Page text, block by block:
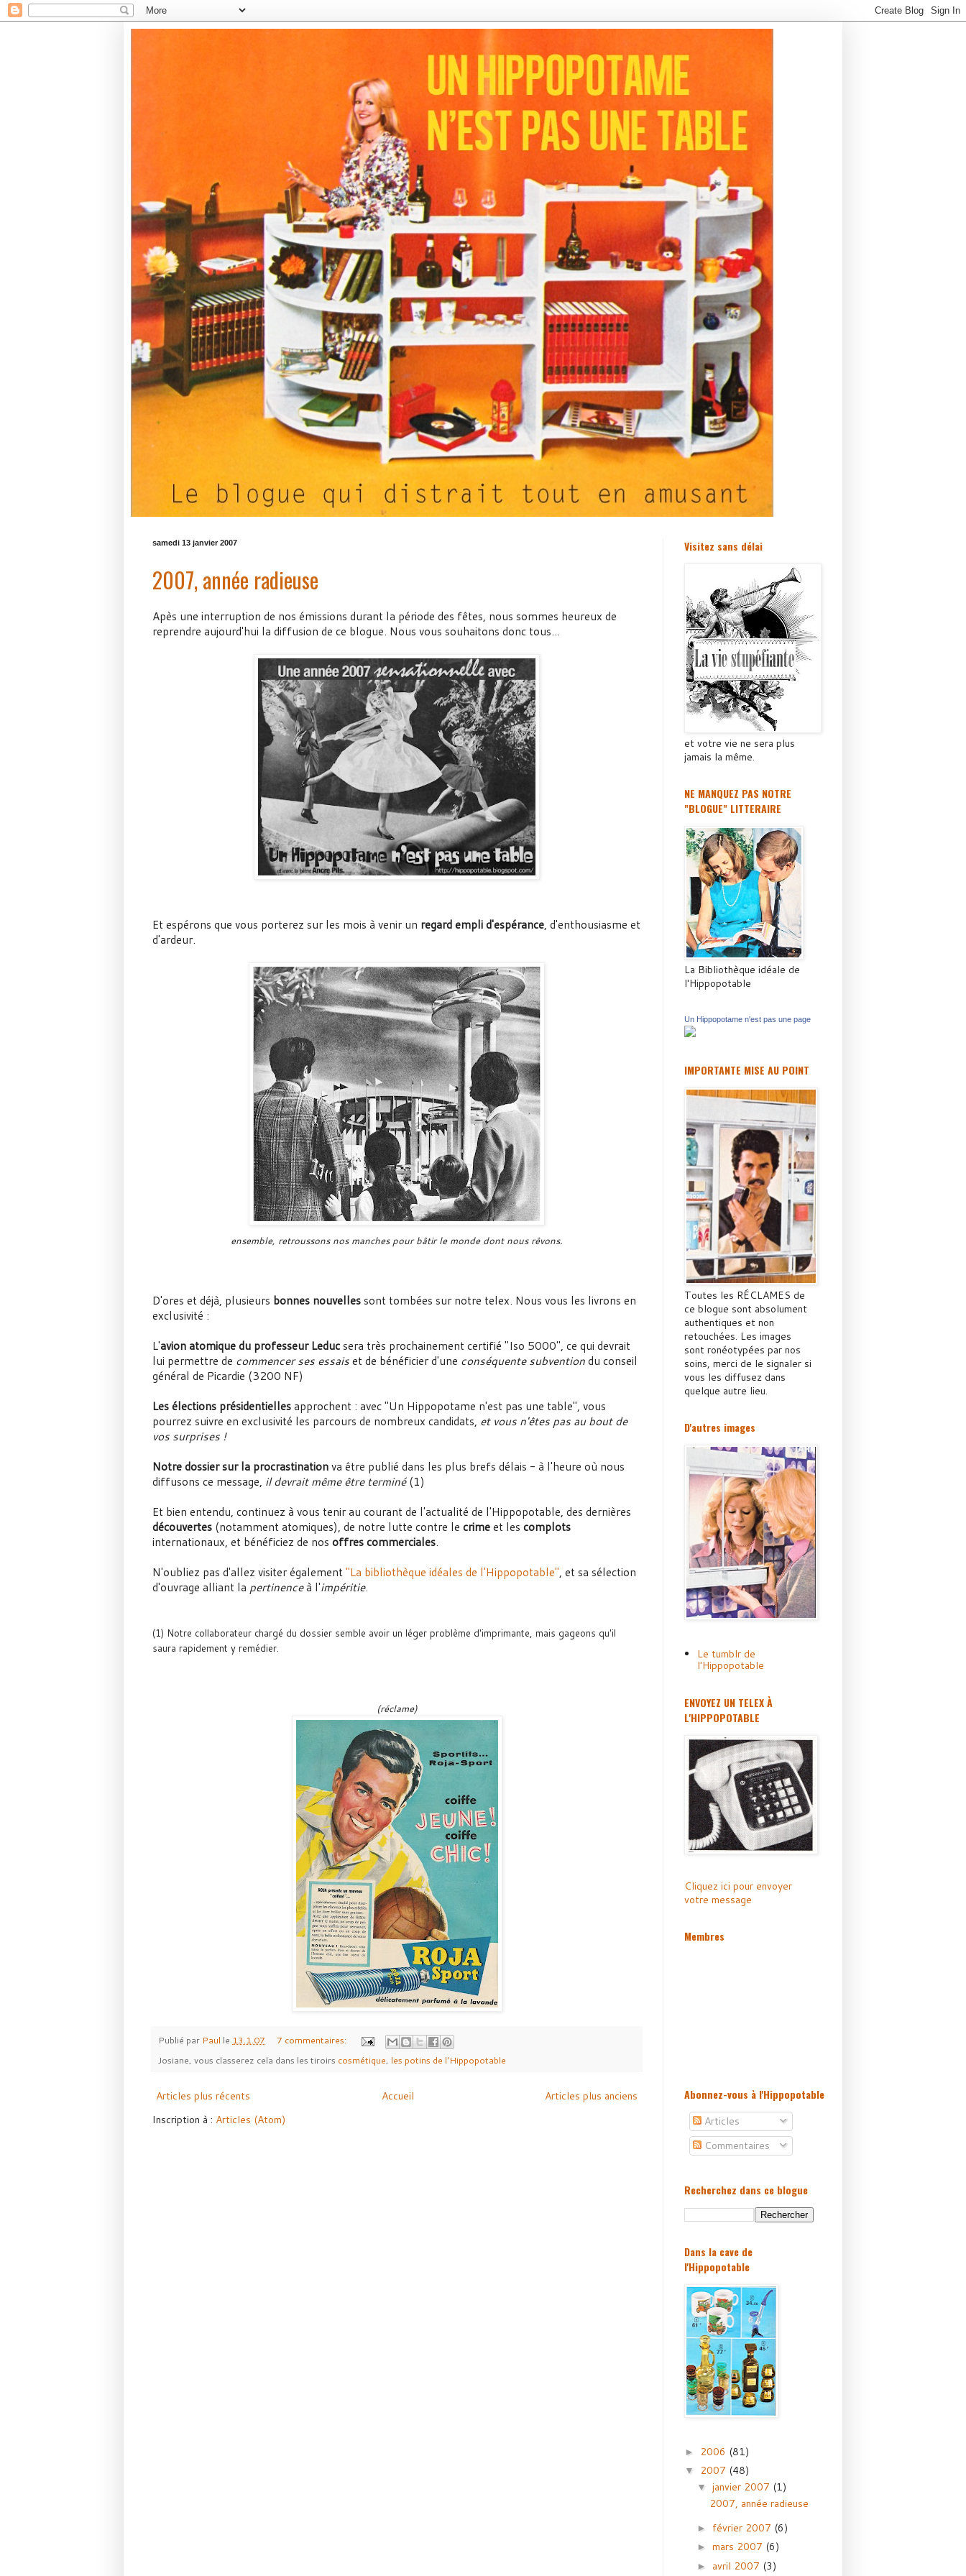
samedi 13 janvier 2007
2007, année radieuse
Apès une interruption de nos émissions durant la période des fêtes, nous sommes heureux de
reprendre aujourd'hui la diffusion de ce blogue. Nous vous souhaitons donc tous…
Et espérons que vous porterez sur les mois à venir un regard empli d'espérance, d'enthousiasme et
d'ardeur.
ensemble, retroussons nos manches pour bâtir le monde dont nous rêvons.
D'ores et déjà, plusieurs bonnes nouvellessont tombées sur notre telex. Nous vous les livrons en
exclusivité :
L'avion atomique du professeur Leducsera très prochainement certifié "Iso 5000", ce qui devrait
lui permettre de commencer ses essaiset de bénéficier d'une conséquente subventiondu conseil
général de Picardie (3200 NF)
Les élections présidentiellesapprochent : avec "Un Hippopotame n'est pas une table", vous
pourrez suivre en exclusivité les parcours de nombreux candidats, et vous n'êtes pas au bout de
vos surprises !
Notre dossier sur la procrastinationva être publié dans les plus brefs délais - à l'heure où nous
diffusons ce message, il devrait même être terminé(1)
Et bien entendu, continuez à vous tenir au courant de l'actualité de l'Hippopotable, des dernières
découvertes (notamment atomiques), de notre lutte contre le crimeet les complots
internationaux, et bénéficiez de nos offres commerciales.
N'oubliez pas d'allez visiter également"La bibliothèque idéales de l'Hippopotable", et sa sélection
d'ouvrage alliant la pertinenceà l'impéritie.
(1) Notre collaborateur chargé du dossier semble avoir un léger problème d'imprimante, mais gageons qu'il
saura rapidement y remédier.
(réclame)
Publié par Paul le 13.1.07
7 commentaires:
Josiane, vous classerez cela dans les tiroirs cosmétique, les potins de l'Hippopotable
Articles plus récents Articles plus anciens
Accueil
Inscription à : Articles (Atom)
Visitez sans délai
et votre vie ne sera plus
jamais la même.
NE MANQUEZ PAS NOTRE
"BLOGUE" LITTERAIRE
La Bibliothèque idéale de
l'Hippopotable
Un Hippopotame n'est pas une page
IMPORTANTE MISE AU POINT
Toutes les RÉCLAMES de
ce blogue sont absolument
authentiques et non
retouchées. Les images
sont ronéotypées par nos
soins, merci de le signaler si
vous les diffusez dans
quelque autre lieu.
D'autres images
Le tumblr de
l'Hippopotable
ENVOYEZ UN TELEX À
L'HIPPOPOTABLE
Cliquez ici pour envoyer
votre message
Membres
Abonnez-vous à l'Hippopotable
Articles
Commentaires
Recherchez dans ce blogue
Dans la cave de
l'Hippopotable
► 2006 (81)
▼ 2007 (48)
▼ janvier 2007 (1)
2007, année radieuse
► février 2007 (6)
► mars 2007 (6)
► avril 2007 (3)